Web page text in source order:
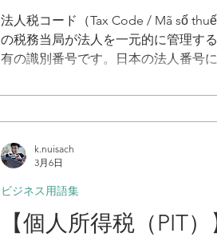
語解説
法人税コード（Tax Code / Mã số
の税務当局が法人を一元的に管理す
有の識別番号です。日本の法人番号
います。 法人設立時、投資登録証明書（IRC）と企業登録
き、社会保険登録など、企業活動の
手続きの前提条件となります。
【個人所得税（PIT
ビジネス用語集
k.nuisach
3月6日